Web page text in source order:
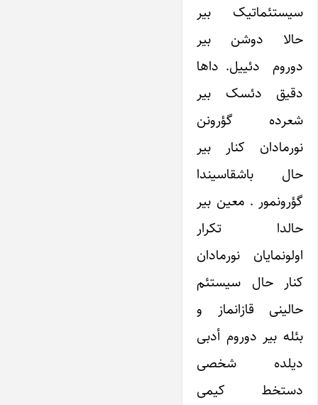
سیستئماتیک بیر
حالا دوشن بیر
دوروم دئییل. داها
دقیق دئسک بیر
شعرده گؤرونن
نورمادان کنار بیر
حال باشقاسیندا
گؤرونمور . معین بیر
حالدا تکرار
اولونمایان نورمادان
کنار حال سیستئم
حالینی قازانماز و
بئله بیر دوروم أدبی
دیلده شخصی
دستخط کیمی